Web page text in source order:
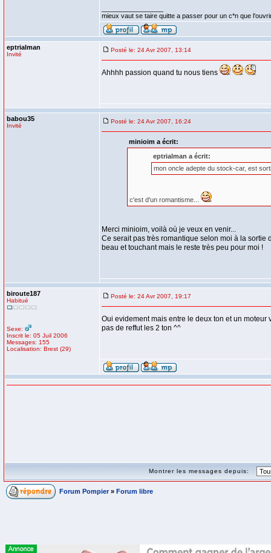
mieux vaut se taire quitte a passer pour un c*n que
eptrialman
Invité
Posté le: 24 Avr 2007, 13:14
Ahhhh passion quand tu nous tiens
babou35
Invité
Posté le: 24 Avr 2007, 16:24
minioim a écrit:
eptrialman a écrit:
mon oncle adepte du stock-car, est
c'est d'un romantisme...
Merci minioim, voilà où je veux en venir...
Ce serait pas très romantique selon moi à la
beau et touchant mais le reste très peu pour moi !
biroute187
Habitué
Sexe:
Inscrit le: 05 Juil 2006
Messages: 155
Localisation: Brest (29)
Posté le: 24 Avr 2007, 19:17
Oui evidement mais entre le deux ton et un moteur
pas de reffut les 2 ton ^^
Montrer les messages depuis:
Forum Pompier » Forum libre